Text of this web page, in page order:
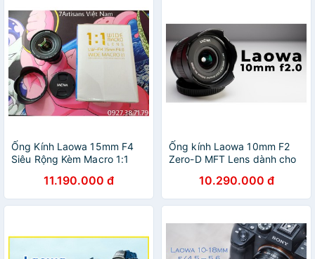
Ống Kính Laowa 15mm F4
Siêu Rộng Kèm Macro 1:1
11.190.000 đ
Ống kính Laowa 10mm F2
Zero-D MFT Lens dành cho
Olympus và Blackmagic
10.290.000 đ